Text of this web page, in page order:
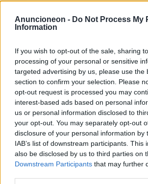
Anuncioneon - Do Not Process My
Information
If you wish to opt-out of the sale, sharing
processing of your personal or sensitive
targeted advertising by us, please use the
section to confirm your selection. Please
opt-out request is processed you may
interest-based ads based on personal
us or personal information disclosed to
your opt-out. You may separately opt-out
disclosure of your personal information by
IAB’s list of downstream participants. This
also be disclosed by us to third parties on
Downstream Participants that may further
I produttori di chip, a lungo i facilitatori
mobile, sono saliti alla ribalta come attori
dell'IA e del 6G, con Qualcomm, MediaTek e
padiglione di Qualcomm ha messo in
piattaforme Snapdragon, progettate attorno ad
eterogenee che combinano CPU, GPU e unità
neurale dedicate per eseguire modelli
abilitando funzionalità come la traduzione
vocali privati e il miglioramento video in
ogni pacchetto di dati al cloud. I
inoltre richiamato la famosa Legge di Moore,
mentre la miniaturizzazione dei transistor sta
l'innovazione architetturale e gli acceleratori
stanno compensando. MediaTek,
un'azienda con un buon rapporto qualità-
chipset di fascia alta e partnership con
premium, tentando di ridefinire la percezione
come fece quando passò dai chip per feature
smartphone. Intel, pur essendo meno